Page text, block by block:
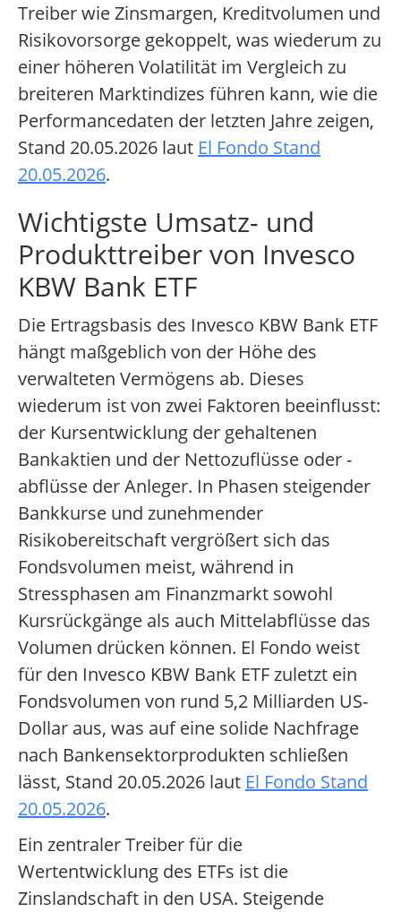
Treiber wie Zinsmargen, Kreditvolumen und
Risikovorsorge gekoppelt, was wiederum zu
einer höheren Volatilität im Vergleich zu
breiteren Marktindizes führen kann, wie die
Performancedaten der letzten Jahre zeigen,
Stand 20.05.2026 laut El Fondo Stand
20.05.2026.
Wichtigste Umsatz- und
Produkttreiber von Invesco
KBW Bank ETF
Die Ertragsbasis des Invesco KBW Bank ETF
hängt maßgeblich von der Höhe des
verwalteten Vermögens ab. Dieses
wiederum ist von zwei Faktoren beeinflusst:
der Kursentwicklung der gehaltenen
Bankaktien und der Nettozuflüsse oder -
abflüsse der Anleger. In Phasen steigender
Bankkurse und zunehmender
Risikobereitschaft vergrößert sich das
Fondsvolumen meist, während in
Stressphasen am Finanzmarkt sowohl
Kursrückgänge als auch Mittelabflüsse das
Volumen drücken können. El Fondo weist
für den Invesco KBW Bank ETF zuletzt ein
Fondsvolumen von rund 5,2 Milliarden US-
Dollar aus, was auf eine solide Nachfrage
nach Bankensektorprodukten schließen
lässt, Stand 20.05.2026 laut El Fondo Stand
20.05.2026.
Ein zentraler Treiber für die
Wertentwicklung des ETFs ist die
Zinslandschaft in den USA. Steigende